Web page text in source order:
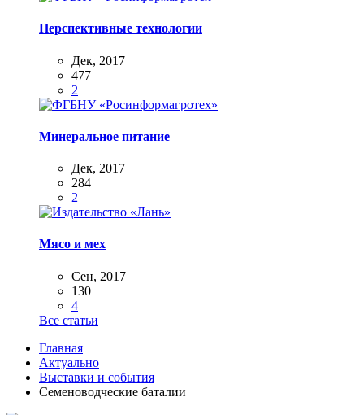
Перспективные технологии
Дек, 2017
477
2
Минеральное питание
Дек, 2017
284
2
Мясо и мех
Сен, 2017
130
4
Все статьи
Главная
Актуально
Выставки и события
Семеноводческие баталии